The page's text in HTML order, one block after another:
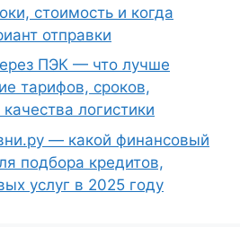
стоимость и когда
отправки
ПЭК — что лучше
тарифов, сроков,
логистики
— какой финансовый
подбора кредитов,
услуг в 2025 году